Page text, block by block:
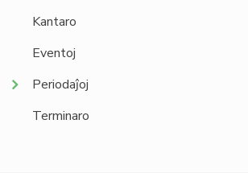
Kantaro
Eventoj
Periodaĵoj
Terminaro